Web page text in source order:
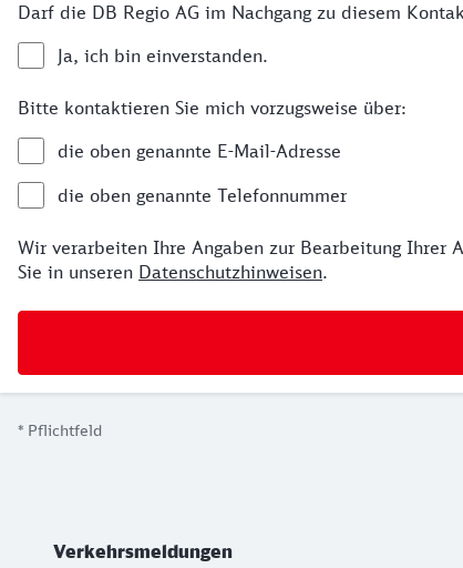
Darf die DB Regio AG im Nachgang zu diesem
Ja, ich bin einverstanden.
Bitte kontaktieren Sie mich vorzugsweise über:
die oben genannte E-Mail-Adresse
die oben genannte Telefonnummer
Wir verarbeiten Ihre Angaben zur Bearbeitung Ihrer
Sie in unseren Datenschutzhinweisen.
* Pflichtfeld
Verkehrsmeldungen